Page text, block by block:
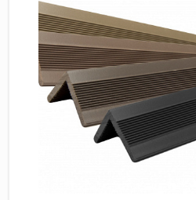
Кварцевый ламинат SPC
Подложка под паркет и ламинат